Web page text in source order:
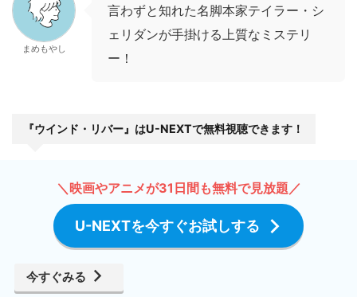
まめもやし
言わずと知れた名脚本家テイラー・シ
ェリダンが手掛ける上質なミステリ
ー！
『ウインド・リバー』はU-NEXTで無料視聴できます！
＼映画やアニメが31日間も無料で見放題／
U-NEXTを今すぐお試しする
今すぐみる